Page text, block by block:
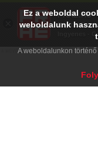
Ez a weboldal
weboldalunk
A weboldalunkon
PRAE.HU
Digital
Ingyenes -